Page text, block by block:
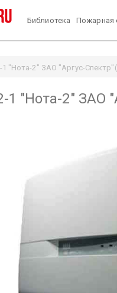
Библиотека Пожарная
"Нота-2" ЗАО "Аргус-
"Нота-2" ЗАО